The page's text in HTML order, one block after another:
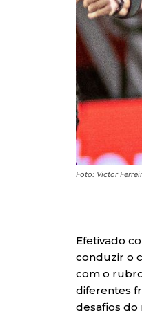
Foto: Victor
Efetivado
conduzir o
com o
diferentes
desafios do